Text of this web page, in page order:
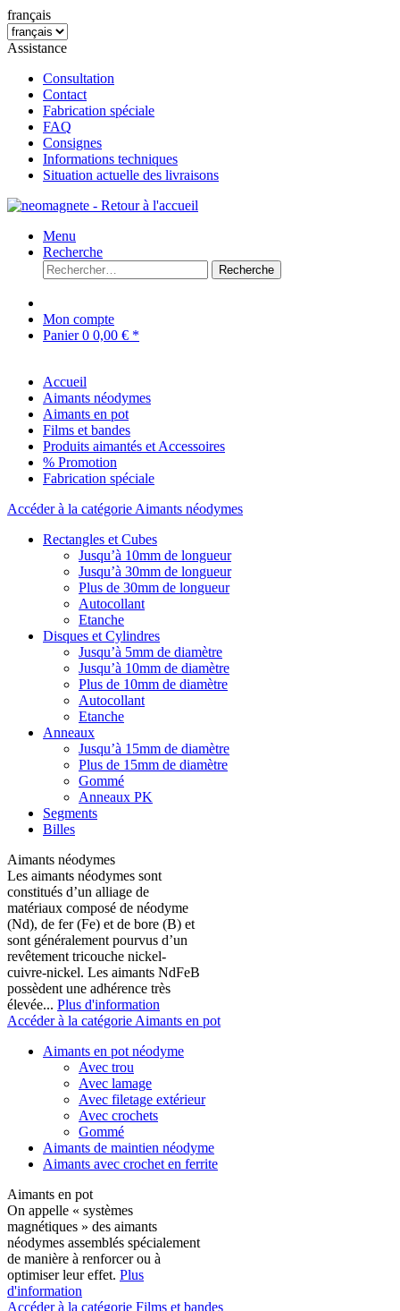
français
Assistance
Consultation
Contact
Fabrication spéciale
FAQ
Consignes
Informations techniques
Situation actuelle des livraisons
Menu
Recherche
Recherche
Mon compte
Panier0 0,00 € *
Accueil
Aimants néodymes
Aimants en pot
Films et bandes
Produits aimantés et Accessoires
% Promotion
Fabrication spéciale
Accéder à la catégorie Aimants néodymes
Rectangles et Cubes
Jusqu’à 10mm de longueur
Jusqu’à 30mm de longueur
Plus de 30mm de longueur
Autocollant
Etanche
Disques et Cylindres
Jusqu’à 5mm de diamètre
Jusqu’à 10mm de diamètre
Plus de 10mm de diamètre
Autocollant
Etanche
Anneaux
Jusqu’à 15mm de diamètre
Plus de 15mm de diamètre
Gommé
Anneaux PK
Segments
Billes
Aimants néodymes
Les aimants néodymes sont
constitués d’un alliage de
matériaux composé de néodyme
(Nd), de fer (Fe) et de bore (B) et
sont généralement pourvus d’un
revêtement tricouche nickel-
cuivre-nickel. Les aimants NdFeB
possèdent une adhérence très
élevée... Plus d'information
Accéder à la catégorie Aimants en pot
Aimants en pot néodyme
Avec trou
Avec lamage
Avec filetage extérieur
Avec crochets
Gommé
Aimants de maintien néodyme
Aimants avec crochet en ferrite
Aimants en pot
On appelle « systèmes
magnétiques » des aimants
néodymes assemblés spécialement
de manière à renforcer ou à
optimiser leur effet. Plus
d'information
Accéder à la catégorie Films et bandes